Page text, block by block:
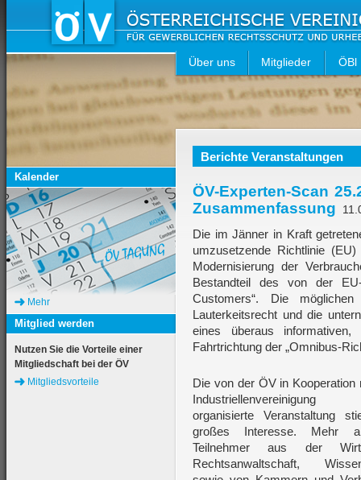
Über uns Mitglieder ÖBl
Berichte Veranstaltungen
ÖV-Experten-Scan
Zusammenfassung
Die im Jänner in Kraft
umzusetzende Richtlinie
Modernisierung der
Bestandteil des von der
Customers“. Die
Lauterkeitsrecht und die
eines überaus informativen,
Fahrtrichtung der „Omnibus-
Die von der ÖV in Kooperation
organisierte Veranstaltung
großes Interesse. Mehr
Teilnehmer aus der
Rechtsanwaltschaft,
Kalender
Mehr
Mitglied werden
Nutzen Sie die Vorteile einer
Mitgliedschaft bei der ÖV
Mitgliedsvorteile